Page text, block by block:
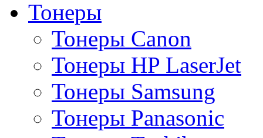
Тонеры
Тонеры Canon
Тонеры HP LaserJet
Тонеры Samsung
Тонеры Panasonic